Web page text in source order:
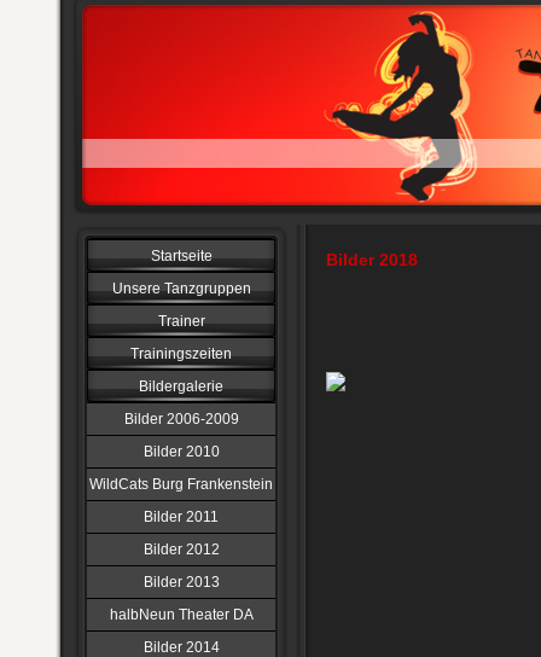
Startseite
Unsere Tanzgruppen
Trainer
Trainingszeiten
Bildergalerie
Bilder 2006-2009
Bilder 2010
WildCats Burg Frankenstein
Bilder 2011
Bilder 2012
Bilder 2013
halbNeun Theater DA
Bilder 2014
Bilder 2018